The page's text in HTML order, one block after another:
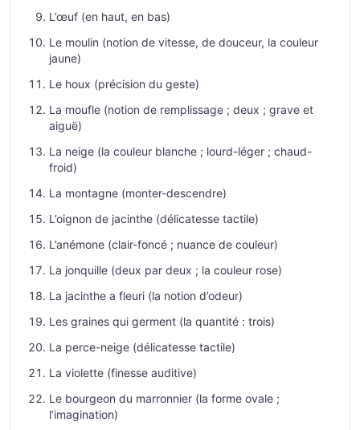
L’œuf (en haut, en bas)
Le moulin (notion de vitesse, de douceur, la couleur
jaune)
Le houx (précision du geste)
La moufle (notion de remplissage ; deux ; grave et
aiguë)
La neige (la couleur blanche ; lourd-léger ; chaud-
froid)
La montagne (monter-descendre)
L’oignon de jacinthe (délicatesse tactile)
L’anémone (clair-foncé ; nuance de couleur)
La jonquille (deux par deux ; la couleur rose)
La jacinthe a fleuri (la notion d’odeur)
Les graines qui germent (la quantité : trois)
La perce-neige (délicatesse tactile)
La violette (finesse auditive)
Le bourgeon du marronnier (la forme ovale ;
l’imagination)